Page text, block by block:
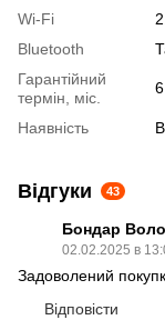
Wi-Fi
Bluetooth
Гарантійний
термін, міс.
6
Наявність
Відгуки 43
Бондар
02.02.2025 в
Задоволений
Відповісти